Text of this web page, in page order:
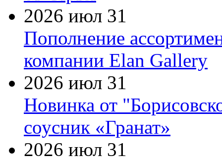
2026 июл 31
Пополнение
компании Elan Gallery
2026 июл 31
Новинка от
соусник «Гранат»
2026 июл 31